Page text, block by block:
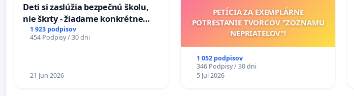
Deti si zaslúžia bezpečnú školu,
nie škrty - žiadame konkrétne
opatrenia na zlepšenie situácie v
školstve
1 923 podpisov
454 Podpisy / 30 dni
21 Jun 2026
PETÍCIA ZA EXEMPLÁRNE
POTRESTANIE TVORCOV "ZOZNAMU
NEPRIATEĽOV"!
1 052 podpisov
346 Podpisy / 30 dni
5 Jul 2026